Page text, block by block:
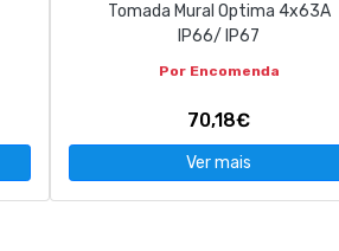
Tomada Mural Optima 4x63A
IP66/ IP67
Por Encomenda
70,18€
Ver mais